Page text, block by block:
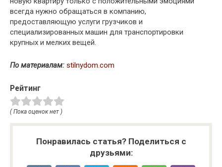
всегда нужно обращаться в компанию,
предоставляющую услуги грузчиков и
специализированных машин для транспортировки
крупных и мелких вещей.
По материалам: stilnydom.com
Рейтинг
( Пока оценок нет )
Понравилась статья? Поделиться с
друзьями: